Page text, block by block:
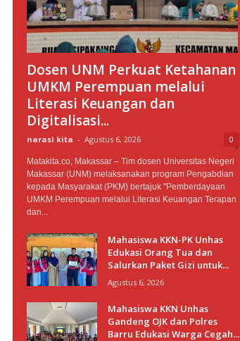
Dosen UNM Perkuat Ketahanan
UMKM Perempuan melalui
Literasi Keuangan dan
Digitalisasi...
narasi kita - Agustus 6, 2026 0
Matakita.co, Makassar – Tim dosen Universitas Negeri
Makassar (UNM) melaksanakan program Pengabdian
kepada Masyarakat (PKM) bertajuk "Pemberdayaan
UMKM Perempuan melalui Literasi Keuangan Terapan
dan...
Mahasiswa KKN-PK Unhas
Edukasi Orang Tua dan
Salurkan Paket Gizi untuk...
Agustus 6, 2026
Mahasiswa KKN Unhas
Gandeng OJK dan Polres
Barru Edukasi Warga Cegah...